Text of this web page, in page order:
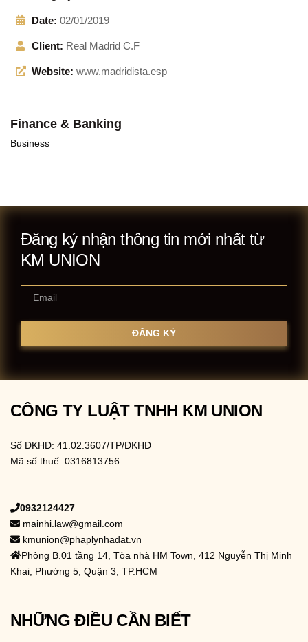
Date: 02/01/2019
Client: Real Madrid C.F
Website: www.madridista.esp
Finance & Banking
Business
Đăng ký nhận thông tin mới nhất từ
KM UNION
CÔNG TY LUẬT TNHH KM UNION
Số ĐKHĐ: 41.02.3607/TP/ĐKHĐ
Mã số thuế: 0316813756
0932124427
mainhi.law@gmail.com
kmunion@phaplynhadat.vn
Phòng B.01 tầng 14, Tòa nhà HM Town, 412 Nguyễn Thị Minh
Khai, Phường 5, Quận 3, TP.HCM
NHỮNG ĐIỀU CẦN BIẾT